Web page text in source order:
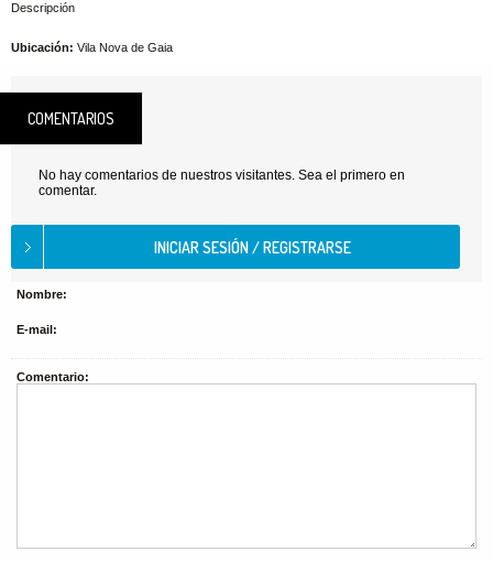
Descripción
Ubicación: Vila Nova de Gaia
COMENTARIOS
No hay comentarios de nuestros visitantes. Sea el primero en
comentar.
Nombre:
E-mail:
Comentario: